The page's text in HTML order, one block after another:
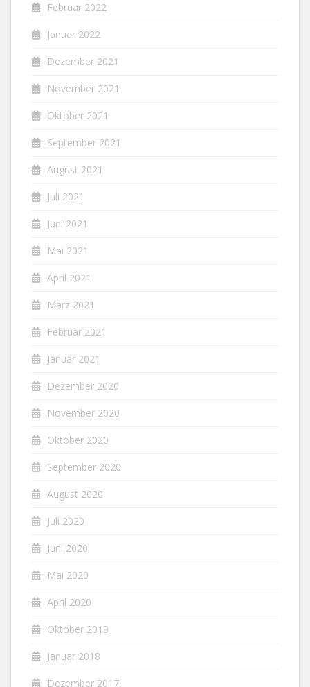
Februar 2022
Januar 2022
Dezember 2021
November 2021
Oktober 2021
September 2021
August 2021
Juli 2021
Juni 2021
Mai 2021
April 2021
März 2021
Februar 2021
Januar 2021
Dezember 2020
November 2020
Oktober 2020
September 2020
August 2020
Juli 2020
Juni 2020
Mai 2020
April 2020
Oktober 2019
Januar 2018
Dezember 2017